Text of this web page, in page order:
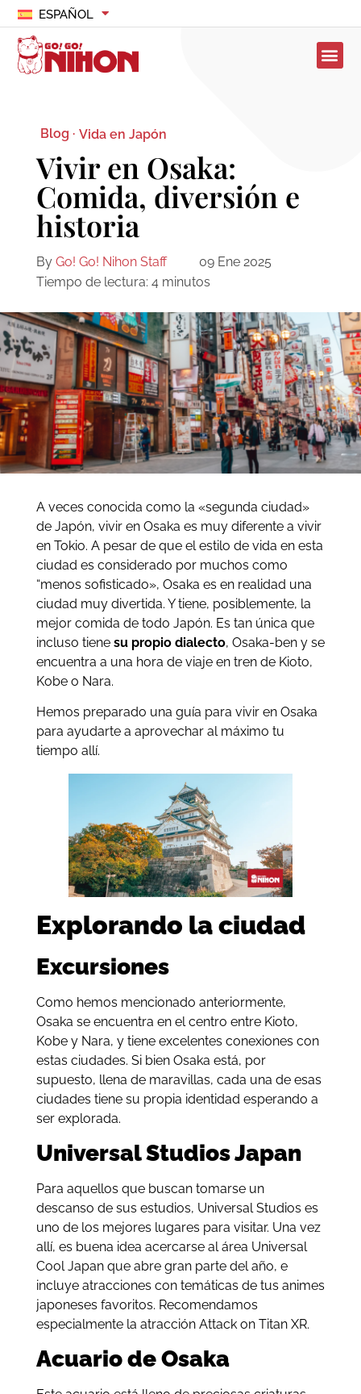
ESPAÑOL
Blog · Vida en Japón
Vivir en Osaka:
Comida, diversión e
historia
By Go! Go! Nihon Staff
09 Ene 2025
Tiempo de lectura: 4 minutos
A veces conocida como la «segunda ciudad»
de Japón, vivir en Osaka es muy diferente a vivir
en Tokio. A pesar de que el estilo de vida en esta
ciudad es considerado por muchos como
“menos sofisticado», Osaka es en realidad una
ciudad muy divertida. Y tiene, posiblemente, la
mejor comida de todo Japón. Es tan única que
incluso tiene su propio dialecto, Osaka-ben y se
encuentra a una hora de viaje en tren de Kioto,
Kobe o Nara.
Hemos preparado una guía para vivir en Osaka
para ayudarte a aprovechar al máximo tu
tiempo allí.
Explorando la ciudad
Excursiones
Como hemos mencionado anteriormente,
Osaka se encuentra en el centro entre Kioto,
Kobe y Nara, y tiene excelentes conexiones con
estas ciudades. Si bien Osaka está, por
supuesto, llena de maravillas, cada una de esas
ciudades tiene su propia identidad esperando a
ser explorada.
Universal Studios Japan
Para aquellos que buscan tomarse un
descanso de sus estudios, Universal Studios es
uno de los mejores lugares para visitar. Una vez
allí, es buena idea acercarse al área Universal
Cool Japan que abre gran parte del año, e
incluye atracciones con temáticas de tus animes
japoneses favoritos. Recomendamos
especialmente la atracción Attack on Titan XR.
Acuario de Osaka